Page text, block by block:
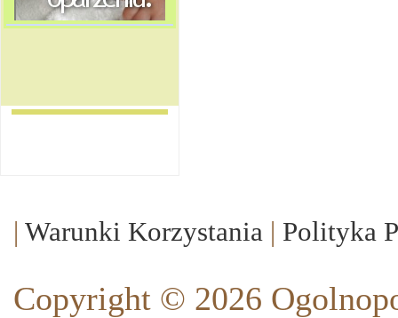
| Warunki Korzystania | Polityka
Copyright © 2026